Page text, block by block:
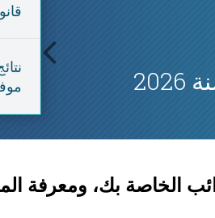
الخاصة بك، ومعرفة